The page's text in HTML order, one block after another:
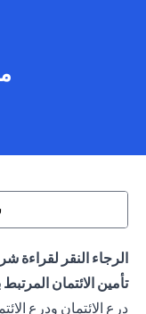
الرجاء النقر لقراءة
تأمين الائتمان
درع الائتمان ودرع